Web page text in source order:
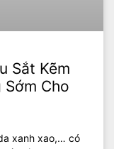
Sắt Kẽm
Cho
xanh xao,… có